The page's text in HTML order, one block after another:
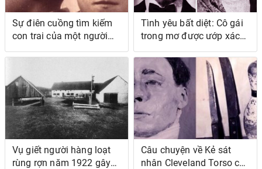
Sự điên cuồng tìm kiếm
con trai của một người
mẹ đã dẫn đến một
có sở thích khát máu
Tình yêu bất diệt: Cô gái
trong mơ được ướp xác
của Carl Tanzler
Vụ giết người hàng loạt
rùng rợn năm 1922 gây
Câu chuyện về Kẻ sát
nhân Cleveland Torso có